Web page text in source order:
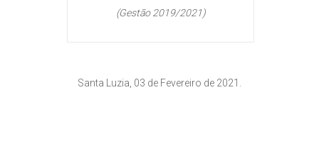
(Gestão 2019/2021)
Santa Luzia, 03 de Fevereiro de 2021.